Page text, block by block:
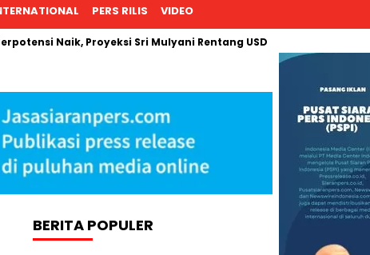
PERS RILIS VIDEO
Proyeksi Sri Mulyani Rentang USD 66–94
BERITA POPULER